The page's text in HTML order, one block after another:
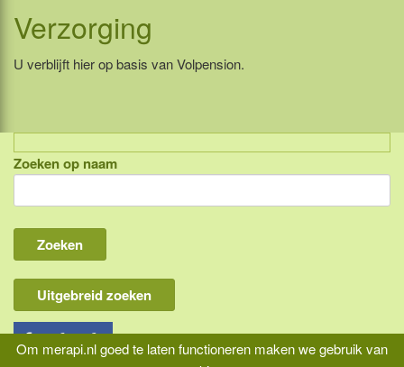
Om merapi.nl goed te laten functioneren maken we gebruik van
Verzorging
U verblijft hier op basis van Volpension.
Indonesië, eilandcombinaties
Bali
Lombok
Flores & Komodo
Overige Sunda eilanden
Java
Zoeken op naam
Uitgebreid zoeken